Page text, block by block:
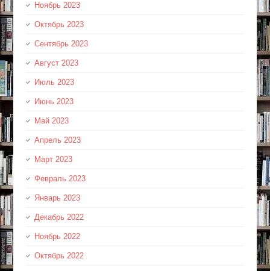
Ноябрь 2023
Октябрь 2023
Сентябрь 2023
Август 2023
Июль 2023
Июнь 2023
Май 2023
Апрель 2023
Март 2023
Февраль 2023
Январь 2023
Декабрь 2022
Ноябрь 2022
Октябрь 2022